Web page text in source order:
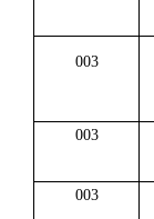
003
003
003